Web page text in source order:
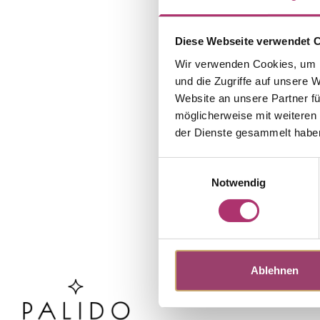
Diese Webseite verwendet
Wir verwenden Cookies,
und die Zugriffe auf unsere
Website an unsere Partner
möglicherweise mit
der Dienste gesammelt
Notwendig
Ablehnen